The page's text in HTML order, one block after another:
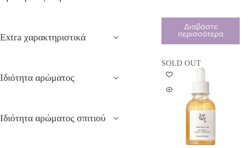
Διαβάστε
περισσότερα
SOLD OUT
Extra χαρακτηριστικά
Ιδιότητα αρώματος
Ιδιότητα αρώματος σπιτιού